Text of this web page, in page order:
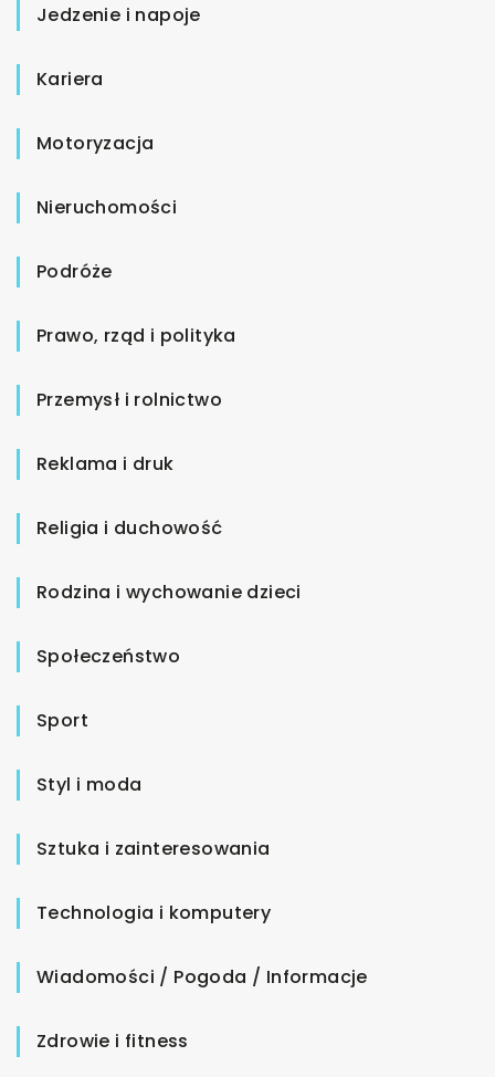
Jedzenie i napoje
Kariera
Motoryzacja
Nieruchomości
Podróże
Prawo, rząd i polityka
Przemysł i rolnictwo
Reklama i druk
Religia i duchowość
Rodzina i wychowanie dzieci
Społeczeństwo
Sport
Styl i moda
Sztuka i zainteresowania
Technologia i komputery
Wiadomości / Pogoda / Informacje
Zdrowie i fitness